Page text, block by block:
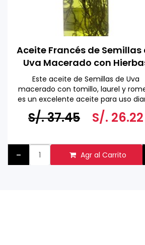
Aceite Francés de Semillas
Uva Macerado con
Aromáticas 1 L
Este aceite de Semillas de Uva
macerado con tomillo, laurel y
es un excelente aceite para uso
es especialmente útil en salsas,
aderezos para pasta Se puede
Hecho en Francia
S/. 37.45 S/. 26.22
- Agr al Carrito